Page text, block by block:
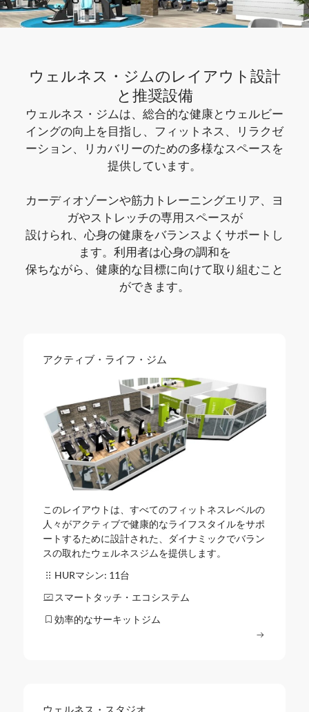
ウェルネス・ジムのレイアウト設計
と推奨設備
ウェルネス・ジムは、総合的な健康とウェルビー
イングの向上を目指し、フィットネス、リラクゼ
ーション、リカバリーのための多様なスペースを
提供しています。
カーディオゾーンや筋力トレーニングエリア、ヨ
ガやストレッチの専用スペースが
設けられ、心身の健康をバランスよくサポートし
ます。利用者は心身の調和を
保ちながら、健康的な目標に向けて取り組むこと
ができます。
アクティブ・ライフ・ジム
このレイアウトは、すべてのフィットネスレベルの
人々がアクティブで健康的なライフスタイルをサポ
ートするために設計された、ダイナミックでバラン
スの取れたウェルネスジムを提供します。
HURマシン: 11台
スマートタッチ・エコシステム
効率的なサーキットジム
ウェルネス・スタジオ